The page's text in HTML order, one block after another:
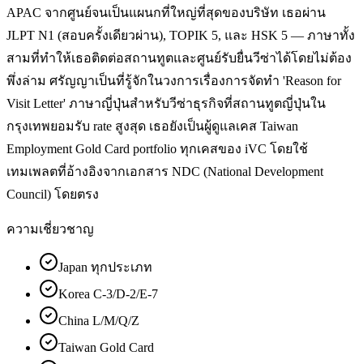
APAC จากศูนย์จนเป็นแผนกที่ใหญ่ที่สุดของบริษัท เธอผ่าน
JLPT N1 (สอบครั้งเดียวผ่าน), TOPIK 5, และ HSK 5 — ภาษาทั้ง
สามที่ทำให้เธอติดต่อสถานทูตและศูนย์รับยื่นวีซ่าได้โดยไม่ต้อง
พึ่งล่าม ศรัญญาเป็นที่รู้จักในวงการเรื่องการจัดทำ 'Reason for
Visit Letter' ภาษาญี่ปุ่นสำหรับวีซ่าธุรกิจที่สถานทูตญี่ปุ่นใน
กรุงเทพยอมรับ rate สูงสุด เธอยังเป็นผู้ดูแลเคส Taiwan
Employment Gold Card portfolio ทุกเคสของ iVC โดยใช้
เทมเพลตที่อ้างอิงจากเอกสาร NDC (National Development
Council) โดยตรง
ความเชี่ยวชาญ
Japan ทุกประเภท
Korea C-3/D-2/E-7
China L/M/Q/Z
Taiwan Gold Card